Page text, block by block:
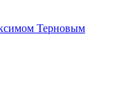
Терновым